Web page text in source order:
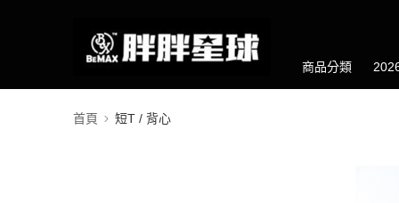
商品分類
首頁 短T / 背心